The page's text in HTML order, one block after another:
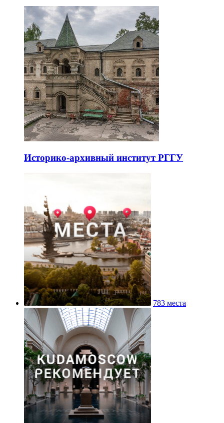
Историко-архивный институт РГГУ
783 места